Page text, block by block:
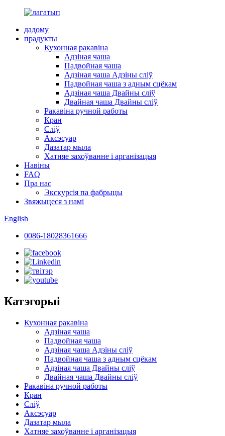
дадому
прадукты
Кухонная ракавіна
Адзіная чаша
Падвойная чаша
Адзіная чаша Адзіны сліў
Падвойная чаша з адным сцёкам
Адзіная чаша Двайны сліў
Двайная чаша Двайны сліў
Ракавіна ручной работы
Кран
Сліў
Аксэсуар
Дазатар мыла
Хатняе захоўванне і арганізацыя
Навіны
FAQ
Пра нас
Экскурсія па фабрыцы
Звяжыцеся з намі
English
0086-18028361666
Катэгорыі
Кухонная ракавіна
Адзіная чаша
Падвойная чаша
Адзіная чаша Адзіны сліў
Падвойная чаша з адным сцёкам
Адзіная чаша Двайны сліў
Двайная чаша Двайны сліў
Ракавіна ручной работы
Кран
Сліў
Аксэсуар
Дазатар мыла
Хатняе захоўванне і арганізацыя